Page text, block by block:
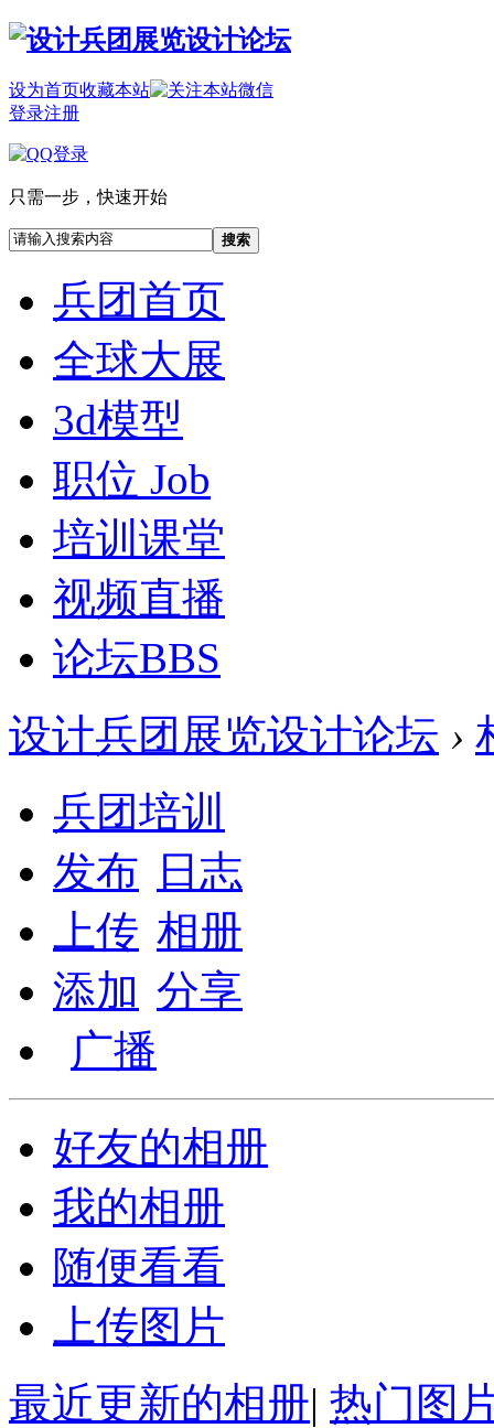
设为首页收藏本站
登录注册
只需一步，快速开始
搜索
兵团首页
全球大展
3d模型
职位 Job
培训课堂
视频直播
论坛BBS
设计兵团展览设计论坛 ›
兵团培训
发布
日志
上传 相册
添加 分享
广播
好友的相册
我的相册
随便看看
上传图片
最近更新的相册| 热门图